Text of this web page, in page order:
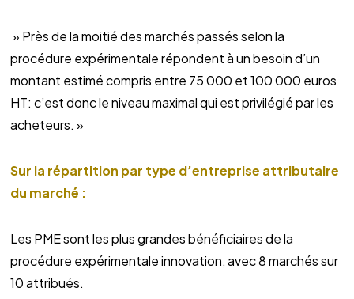
» Près de la moitié des marchés passés selon la
procédure expérimentale répondent à un besoin d’un
montant estimé compris entre 75 000 et 100 000 euros
HT: c’est donc le niveau maximal qui est privilégié par les
acheteurs. »
Sur la répartition par type d’entreprise attributaire
du marché :
Les PME sont les plus grandes bénéficiaires de la
procédure expérimentale innovation, avec 8 marchés sur
10 attribués.